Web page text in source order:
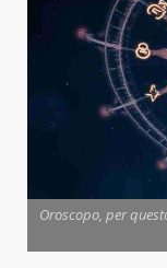
Oroscopo, per